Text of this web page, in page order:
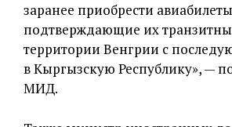
заранее приобрести
подтверждающие их
территории Венгрии с
в Кыргызскую Республику», —
МИД.